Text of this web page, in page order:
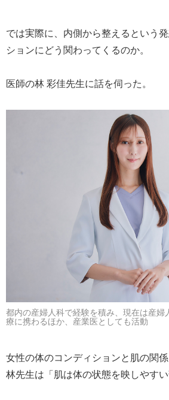
では実際に、内側から整えるという
ションにどう関わってくるのか。
医師の林 彩佳先生に話を伺った。
都内の産婦人科で経験を積み、現在は産婦
療に携わるほか、産業医としても活動
女性の体のコンディションと肌の関係
林先生は「肌は体の状態を映しやすい